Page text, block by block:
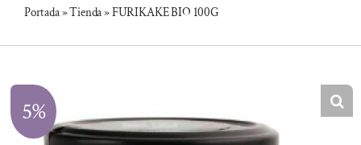
Portada»Tienda»FURIKAKE BIO 100G
5%